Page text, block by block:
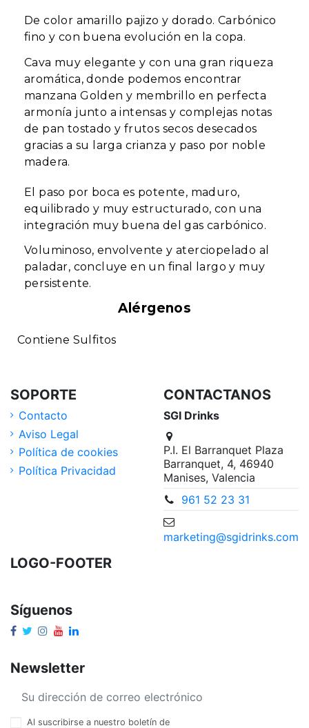
De color amarillo pajizo y dorado. Carbónico
fino y con buena evolución en la copa.
Cava muy elegante y con una gran riqueza
aromática, donde podemos encontrar
manzana Golden y membrillo en perfecta
armonía junto a intensas y complejas notas
de pan tostado y frutos secos desecados
gracias a su larga crianza y paso por noble
madera.
El paso por boca es potente, maduro,
equilibrado y muy estructurado, con una
integración muy buena del gas carbónico.
Voluminoso, envolvente y aterciopelado al
paladar, concluye en un final largo y muy
persistente.
Alérgenos
Contiene Sulfitos
SOPORTE
Contacto
Aviso Legal
Política de cookies
Política Privacidad
CONTACTANOS
SGI Drinks
P.I. El Barranquet Plaza
Barranquet, 4, 46940
Manises, Valencia
961 52 23 31
marketing@sgidrinks.com
LOGO-FOOTER
Síguenos
Newsletter
Al suscribirse a nuestro boletín de